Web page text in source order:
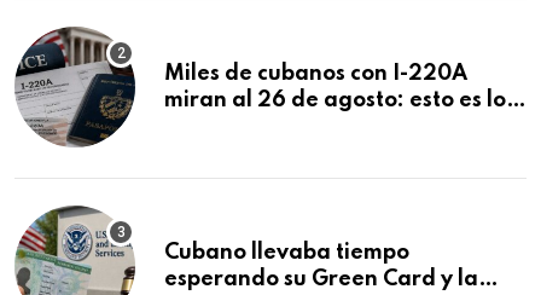
Miles de cubanos con I-220A
miran al 26 de agosto: esto es lo
Cubano llevaba tiempo
esperando su Green Card y la